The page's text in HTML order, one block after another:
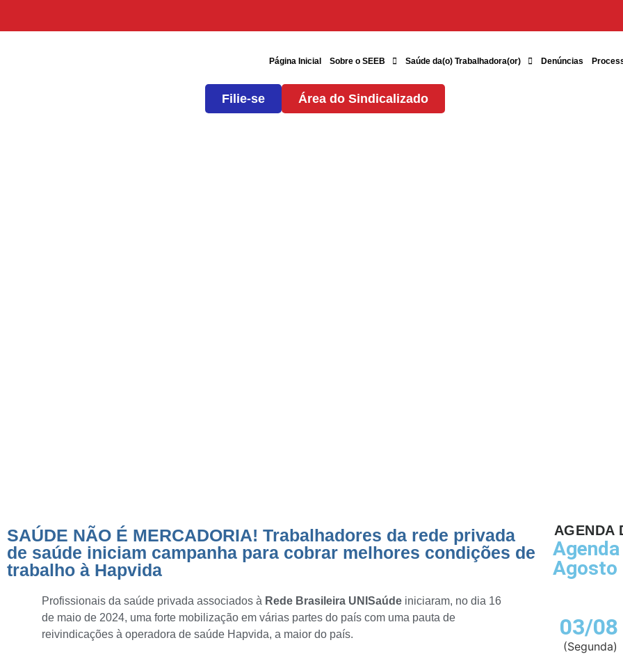
Página Inicial Sobre o SEEB Saúde da(o) Trabalhadora(or) Denúncias
Filie-se Área do Sindicalizado
SAÚDE NÃO É MERCADORIA! Trabalhadores da rede privada
de saúde iniciam campanha para cobrar melhores condições de
trabalho à Hapvida
Profissionais da saúde privada associados à Rede Brasileira UNISaúde iniciaram, no dia 16
de maio de 2024, uma forte mobilização em várias partes do país com uma pauta de
reivindicações à operadora de saúde Hapvida, a maior do país.
AGENDA
Agosto
03/08
(Segunda)